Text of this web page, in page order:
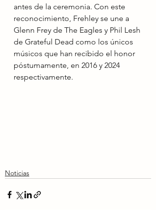
antes de la ceremonia. Con este
reconocimiento, Frehley se une a
Glenn Frey de The Eagles y Phil Lesh
de Grateful Dead como los únicos
músicos que han recibido el honor
póstumamente, en 2016 y 2024
respectivamente.
Noticias